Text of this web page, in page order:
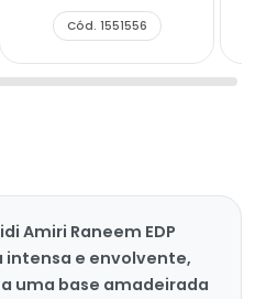
Cód. 1551556
Amiri Raneem EDP
e envolvente,
uma base amadeirada